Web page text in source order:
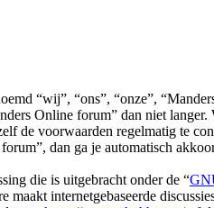
“wij”, “ons”, “onze”,
Online forum” dan niet
de voorwaarden regelmatig te
dan ga je automatisch
die is uitgebracht onder de “
maakt internetgebaseerde